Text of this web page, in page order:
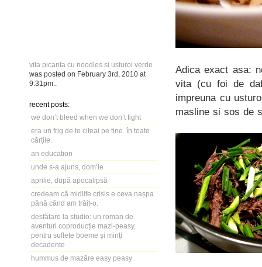
vita picanta cu noodles si usturoi verde
was posted on February 3rd, 2010 at
9.31pm
recent posts:
we don’t bleed when we don’t fight
era un frig de te citeai pe tine. în toate
cărțile.
an education
unde s-a ajuns, dom’le
aprilie, după apocalipsă
credeam că midlife crisis e ceva nașpa.
până când am trăit-o.
desfătare la studio: un roman de
aventuri coproducție mazi-peasy,
pentru suflete boeme și minți
decadente
hummus de mazăre easy peasy
Adica exact asa:
vita (cu foi de
impreuna cu
masline si sos de